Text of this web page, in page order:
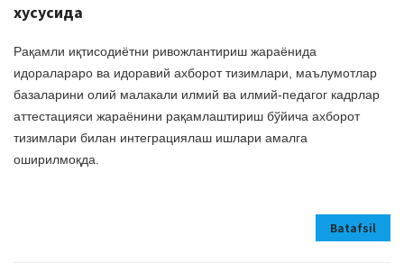
хусусида
Рақамли иқтисодиётни ривожлантириш жараёнида
идоралараро ва идоравий ахборот тизимлари, маълумотлар
базаларини олий малакали илмий ва илмий-педагог кадрлар
аттестацияси жараёнини рақамлаштириш бўйича ахборот
тизимлари билан интеграциялаш ишлари амалга
оширилмоқда.
Batafsil